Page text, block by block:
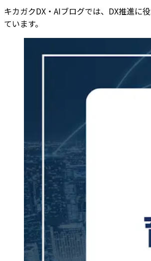
キカガクDX・AIブログでは、DX推進に
ています。